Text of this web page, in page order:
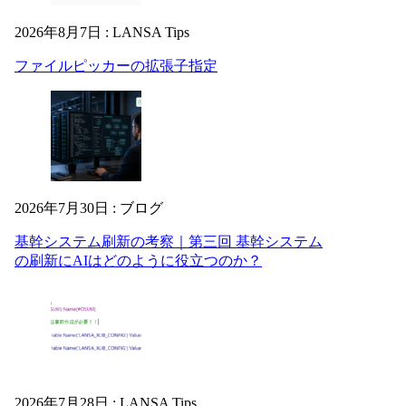
2026年8月7日 : LANSA Tips
ファイルピッカーの拡張子指定
2026年7月30日 : ブログ
基幹システム刷新の考察｜第三回 基幹システム
の刷新にAIはどのように役立つのか？
2026年7月28日 : LANSA Tips